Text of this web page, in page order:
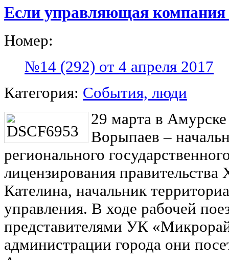
Если управляющая
Номер:
№14 (292) от 4 апреля 2017
Категория: События, люди
29 марта в
Ворыпаев –
регионального
лицензирования правительства
Кателина, начальник
управления. В ходе рабочей
представителями УК
администрации города они